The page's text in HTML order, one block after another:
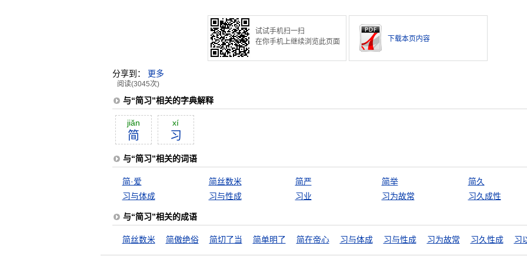
试试手机扫一扫
在你手机上继续浏览此页面
下载本页内容
分享到： 更多
阅读(3045次)
与“简习”相关的字典解释
jiăn
简
xí
习
与“简习”相关的词语
简·爱 简丝数米 简严 简举
简久
习与体成
习与性成 习业 习为故常 习久成性
与“简习”相关的成语
简丝数米 简傲绝俗 简切了当 简单明了 简在帝心 习与体成 习与性成 习为故常 习久性成 习